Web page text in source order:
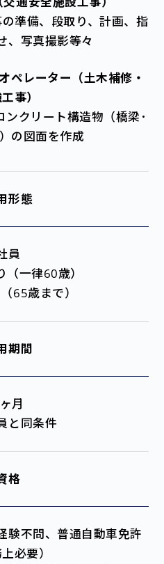
準備、段取り、計画、指
、写真撮影等々
ペレーター （土木補修・
事）
クリート構造物（橋梁･
の図面を作成
形態
員
一律60歳）
65歳まで）
期間
月
と同条件
格
験不問、普通自動車免許
上必要）